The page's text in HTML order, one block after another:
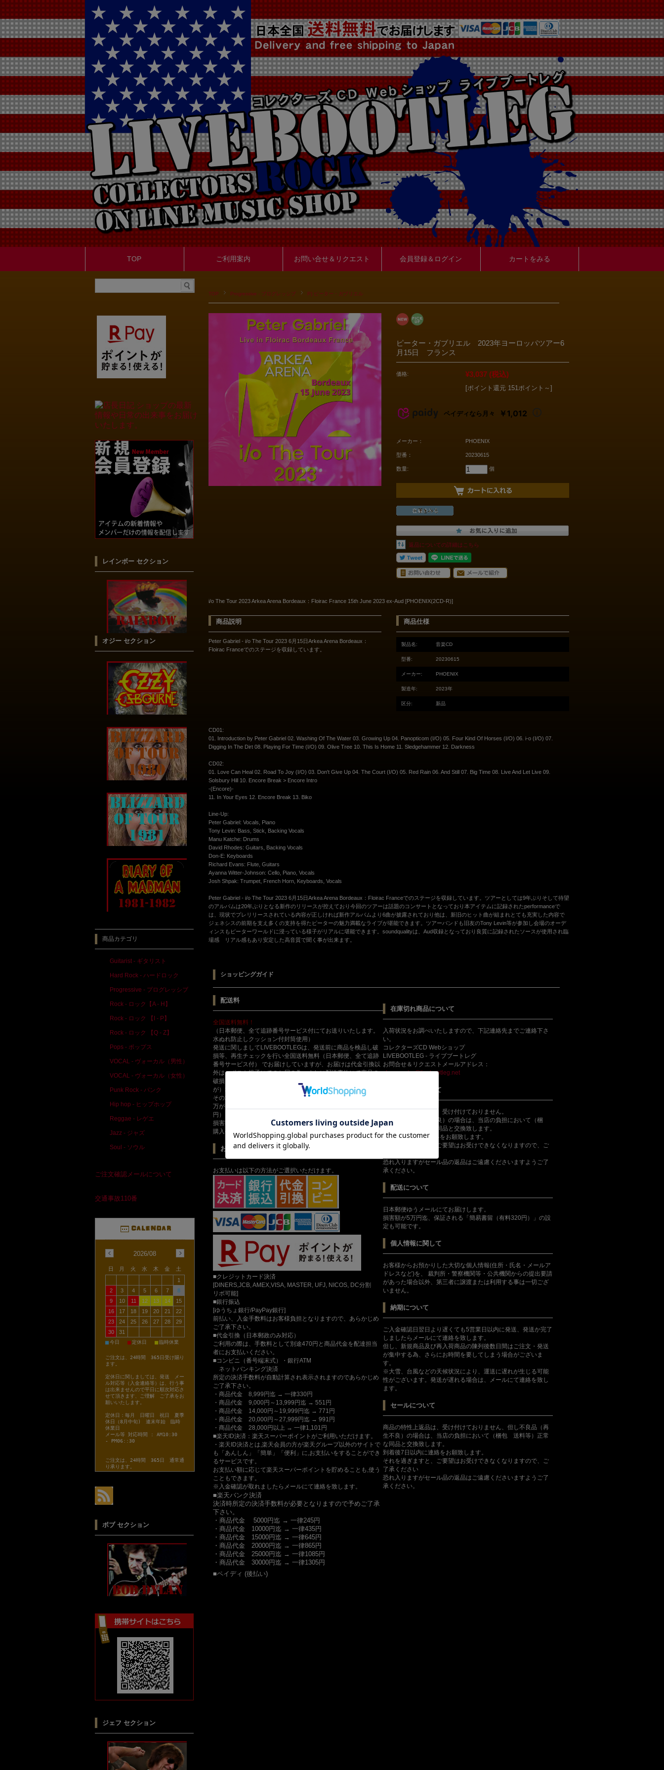
TOP ご利用案内 お問い合せ＆リクエスト 会員登録＆ログイン カートをみる
TOP Progressive - プログレッシブ P) ピーター・ガブリエル
ピーター・ガブリエル 2023年ヨーロッパツアー6
月15日 フランス
価格: ¥3,037 (税込)
[ポイント還元 151ポイント～]
ペイディなら月々 ￥1,012
メーカー： PHOENIX
型番： 20230615
数量: 個
返品についての詳細はこちら
i/o The Tour 2023 Arkea Arena Bordeaux：Floirac France 15th June 2023 ex-Aud [PHOENIX(2CD-R)]
商品説明
Peter Gabriel - i/o The Tour 2023 6月15日Arkea Arena Bordeaux：
Floirac Franceでのステージを収録しています。
商品仕様
製品名: 音楽CD
型番: 20230615
メーカー: PHOENIX
製造年: 2023年
区分: 新品
CD01:
01. Introduction by Peter Gabriel 02. Washing Of The Water 03. Growing Up 04. Panopticom (I/O) 05. Four Kind Of Horses (I/O) 06. i-o (I/O) 07.
Digging In The Dirt 08. Playing For Time (I/O) 09. Olive Tree 10. This Is Home 11. Sledgehammer 12. Darkness
CD02:
01. Love Can Heal 02. Road To Joy (I/O) 03. Don't Give Up 04. The Court (I/O) 05. Red Rain 06. And Still 07. Big Time 08. Live And Let Live 09.
Solsbury Hill 10. Encore Break > Encore Intro
-(Encore)-
11. In Your Eyes 12. Encore Break 13. Biko
Line-Up:
Peter Gabriel: Vocals, Piano
Tony Levin: Bass, Stick, Backing Vocals
Manu Katche: Drums
David Rhodes: Guitars, Backing Vocals
Don-E: Keyboards
Richard Evans: Flute, Guitars
Ayanna Witter-Johnson: Cello, Piano, Vocals
Josh Shpak: Trumpet, French Horn, Keyboards, Vocals
Peter Gabriel - i/o The Tour 2023 6月15日Arkea Arena Bordeaux：Floirac Franceでのステージを収録しています。ツアーとしては9年ぶりそして待望
のアルバムは20年ぶりとなる新作のリリースが控えており今回のツアーは話題のコンサートとなっており本アイテムに記録されたperformanceで
は、現状でプレリリースされている内容が正しければ新作アルバムより6曲が披露されており他は、新旧のヒット曲が組まれとても充実した内容で
ジェネシスの前期を支え多くの支持を得たピーターの魅力満載なライブが堪能できます。ツアーバンドも旧友のTony Levin等が参加し会場のオーデ
ィンスもピーターワールドに浸っている様子がリアルに堪能できます。soundqualityは、Aud収録となっており良質に記録されたソースが使用され臨
場感 リアル感もあり安定した高音質で聞く事が出来ます。
ショッピングガイド
配送料
全国送料無料！
（日本郵便、全て追跡番号サービス付にてお送りいたします。
水ぬれ防止しクッション付封筒使用）
発送に関しましてLIVEBOOTLEGは、発送前に商品を検品し破
損等、再生チェックを行い全国送料無料（日本郵便、全て追跡
番号サービス付） でお届けしていますが、お届けは代金引換以
外は、ポスト投函にてのお届の為、まれに配送事故にて商品の
破損 商品が 行方不明等の事故が起こる（滅多にありません
が）場合がございます。
その場合日本郵便 当店は、責任を負いません。
万が一のトラブルに備え発送の際に「簡易書留（有料320
円）」の設定をお勧めします。
損害額が5万円迄、保証されます。
購入手続きの画面で選択が出来ますのでご検討ください。
お支払いについて
お支払いは以下の方法がご選択いただけます。
■クレジットカード決済
[DINERS,JCB, AMEX,VISA, MASTER, UFJ, NICOS, DC分割
リボ可能]
■銀行振込
[ゆうちょ銀行/PayPay銀行]
前払い、入金手数料はお客様負担となりますので、あらかじめ
ご了承下さい。
■代金引換（日本郵政のみ対応）
ご利用の際は、手数料として別途470円と商品代金を配達担当
者にお支払いください。
■コンビニ（番号端末式）・銀行ATM
ネットバンキング決済
所定の決済手数料が自動計算され表示されますのであらかじめ
ご了承下さい。
・商品代金 8,999円迄 → 一律330円
・商品代金 9,000円～13,999円迄 → 551円
・商品代金 14,000円～19,999円迄 → 771円
・商品代金 20,000円～27,999円迄 → 991円
・商品代金 28,000円以上 → 一律1,101円
■楽天ID決済：楽天スーパーポイントがご利用いただけます。
・楽天ID決済とは,楽天会員の方が楽天グループ以外のサイトで
も「あんしん」「簡単」「便利」に,お支払いをすることができ
るサービスです。
お支払い額に応じて楽天スーパーポイントを貯めることも,使う
こともできます。
※入金確認が取れましたらメールにて連絡を致します。
■楽天バンク決済
決済時所定の決済手数料が必要となりますので予めご了承
下さい。
・商品代金 5000円迄 → 一律245円
・商品代金 10000円迄 → 一律435円
・商品代金 15000円迄 → 一律645円
・商品代金 20000円迄 → 一律865円
・商品代金 25000円迄 → 一律1085円
・商品代金 30000円迄 → 一律1305円
在庫切れ商品について
入荷状況をお調べいたしますので、下記連絡先までご連絡下さ
い。
コレクターズCD Webショップ
LIVEBOOTLEG - ライブブートレグ
お問合せ＆リクエストメールアドレス：
shopmaster@livebootleg.net
返品交換について
商品の特性上返品は、受け付けておりません。
但し不良品（再生不良）の場合は、当店の負担において（梱
包・送料等）正常な同品と交換致します。
到着後7日以内に連絡をお願致します。
それを過ぎますと、ご要望はお受けできなくなりますので、ご
恐れ入りますがセール品の返品はご遠慮くださいますようご了
承ください。
配送について
日本郵便ゆうメールにてお届けします。
損害額が5万円迄、保証される「簡易書留（有料320円）」の設
定も可能です。
個人情報に関して
お客様からお預かりした大切な個人情報(住所・氏名・メールア
ドレスなど)を、 裁判所・警察機関等・公共機関からの提出要請
があった場合以外、第三者に譲渡または利用する事は一切ござ
いません。
納期について
ご入金確認日翌日より遅くても5営業日以内に発送、発送か完了
しましたらメールにて連絡を致します。
但し、新規商品及び再入荷商品の陳列後数日間はご注文・発送
が集中する為、さらにお時間を要してしまう場合がございま
す。
※大雪、台風などの天候状況により、運送に遅れが生じる可能
性がございます。発送が遅れる場合は、メールにて連絡を致し
ます。
セールについて
商品の特性上返品は、受け付けておりません、但し不良品（再
生不良）の場合は、当店の負担において（梱包 送料等）正常
な同品と交換致します。
到着後7日以内に連絡をお願致します。
それを過ぎますと、ご要望はお受けできなくなりますので、ご
了承ください
恐れ入りますがセール品の返品はご遠慮くださいますようご了
承ください。
■ペイディ (後払い)
レインボー セクション
オジー セクション
商品カテゴリ
Guitarist - ギタリスト
Hard Rock - ハードロック
Progressive - プログレッシブ
Rock - ロック【A - H】
Rock - ロック 【I - P】
Rock - ロック 【Q - Z】
Pops - ポップス
VOCAL - ヴォーカル（男性）
VOCAL - ヴォーカル（女性）
Punk Rock - パンク
Hip hop - ヒップホップ
Reggae - レゲエ
Jazz - ジャズ
Soul - ソウル
ご注文確認メールについて
交通事故110番
2026/08
日 月 火 水 木 金
土
1
2
3 4 5 6 7
8
9
10 11 12 13 14
15
16
17 18 19 20 21
22
23
24 25 26 27 28
29
30
31
■今日 ■定休日 ■臨時休業
ご注文は、24時間 365日受け賜り
ます。
定休日に関しましては、発送 メー
ル対応等（入金連絡等）は、行う事
は出来ませんので平日に順次対応さ
せて頂きます、ご理解 ご了承をお
願いいたします。
定休日：毎月 日曜日 祝日 夏季
休日（8月中旬) 連末年始 臨時
休業日
メール等 対応時間 : AM10:30
- PM06::30
ご注文は、24時間 365日 通常通
り承ります。
ボブ セクション
ジェフ セクション